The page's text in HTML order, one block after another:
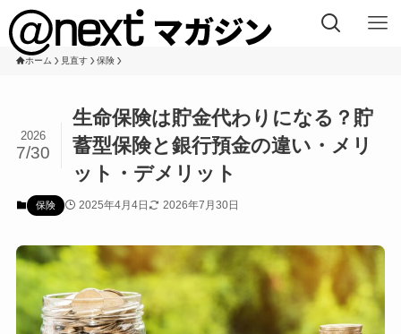
ホーム 見直す 保険
生命保険は貯金代わりになる？貯
蓄型保険と銀行預金の違い・メリ
ット・デメリット
2026
7/30
保険 2025年4月4日 2026年7月30日